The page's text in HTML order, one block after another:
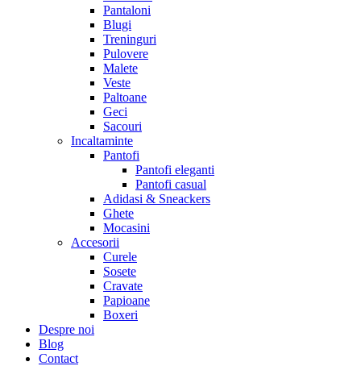
Pantaloni
Blugi
Treninguri
Pulovere
Malete
Veste
Paltoane
Geci
Sacouri
Incaltaminte
Pantofi
Pantofi eleganti
Pantofi casual
Adidasi & Sneackers
Ghete
Mocasini
Accesorii
Curele
Sosete
Cravate
Papioane
Boxeri
Despre noi
Blog
Contact